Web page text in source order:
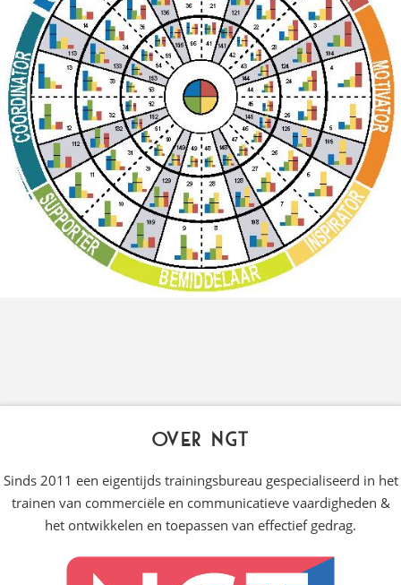
Over NGT
Sinds 2011 een eigentijds trainingsbureau gespecialiseerd in het
trainen van commerciële en communicatieve vaardigheden &
het ontwikkelen en toepassen van effectief gedrag.